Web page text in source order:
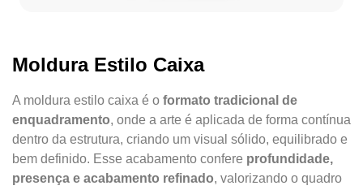
Moldura Estilo Caixa
A moldura estilo caixa é o formato tradicional de
enquadramento, onde a arte é aplicada de forma contínua
dentro da estrutura, criando um visual sólido, equilibrado e
bem definido. Esse acabamento confere profundidade,
presença e acabamento refinado, valorizando o quadro